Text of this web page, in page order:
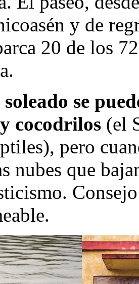
y de
20 de los
se
cocodrilos (el
pero
nubes que